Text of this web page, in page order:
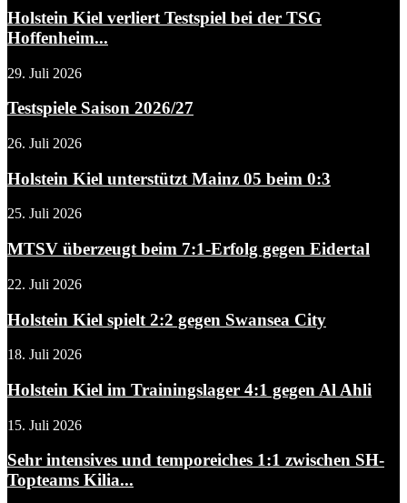
Holstein Kiel verliert Testspiel bei der TSG
Hoffenheim...
29. Juli 2026
Testspiele Saison 2026/27
26. Juli 2026
Holstein Kiel unterstützt Mainz 05 beim 0:3
25. Juli 2026
MTSV überzeugt beim 7:1-Erfolg gegen Eidertal
22. Juli 2026
Holstein Kiel spielt 2:2 gegen Swansea City
18. Juli 2026
Holstein Kiel im Trainingslager 4:1 gegen Al Ahli
15. Juli 2026
Sehr intensives und temporeiches 1:1 zwischen SH-
Topteams Kilia...